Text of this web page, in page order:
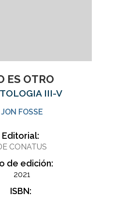
ES OTRO
III-V
JON FOSSE
Editorial:
CONATUS
de edición:
2021
ISBN: